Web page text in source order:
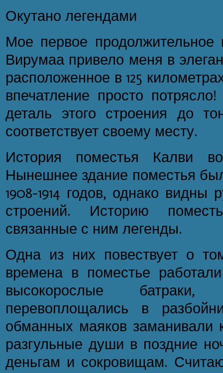
Окутано легендами
Мое первое
Вирумаа привело меня в
расположенное в 125
впечатление просто
деталь этого строения до
соответствует своему месту.
История поместья Калви
Нынешнее здание поместья
1908-1914 годов, однако
строений. Историю
связанные с ним легенды.
Одна из них повествует о
времена в поместье
высокорослые
перевоплощались в
обманных маяков заманивали
разгульные души в поздние
деньгам и сокровищам.